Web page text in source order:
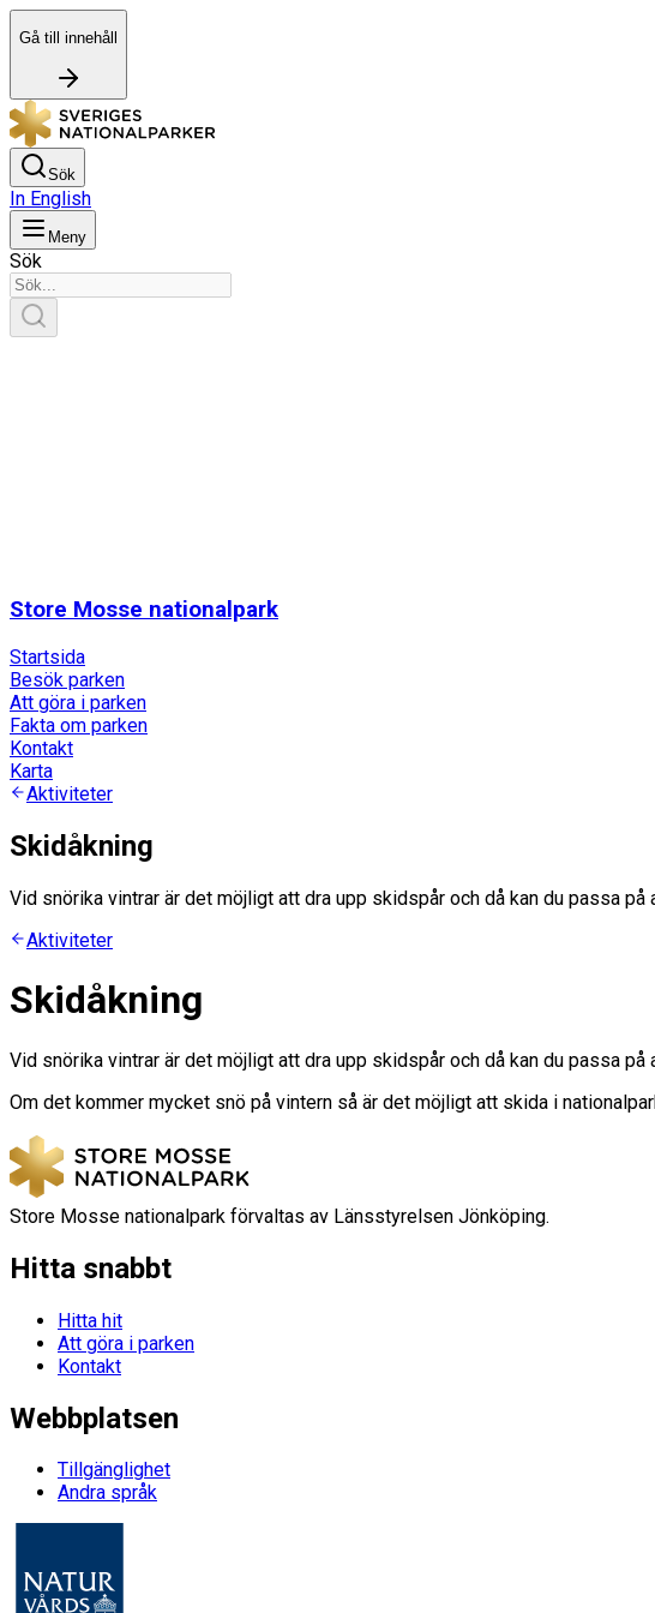
Gå till innehåll
Sök
In English
Meny
Sök
Store Mosse nationalpark
Startsida
Besök parken
Att göra i parken
Fakta om parken
Kontakt
Karta
Aktiviteter
Skidåkning
Vid snörika vintrar är det möjligt att dra upp skidspår och då kan du passa på
Aktiviteter
Skidåkning
Vid snörika vintrar är det möjligt att dra upp skidspår och då kan du passa på
Om det kommer mycket snö på vintern så är det möjligt att skida i
Store Mosse nationalpark förvaltas av Länsstyrelsen Jönköping.
Hitta snabbt
Hitta hit
Att göra i parken
Kontakt
Webbplatsen
Tillgänglighet
Andra språk